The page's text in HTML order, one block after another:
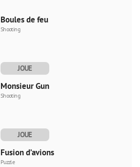
Boules de feu
Shooting
JOUE
Monsieur Gun
Shooting
JOUE
Fusion d’avions
Puzzle